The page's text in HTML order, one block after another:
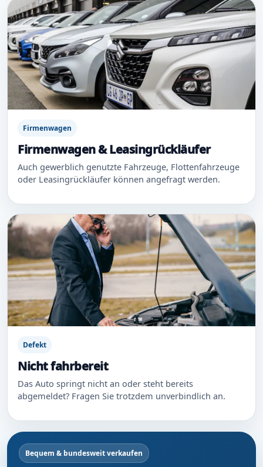
Firmenwagen
Firmenwagen & Leasingrückläufer
Auch gewerblich genutzte Fahrzeuge, Flottenfahrzeuge
oder Leasingrückläufer können angefragt werden.
Defekt
Nicht fahrbereit
Das Auto springt nicht an oder steht bereits
abgemeldet? Fragen Sie trotzdem unverbindlich an.
Bequem & bundesweit verkaufen